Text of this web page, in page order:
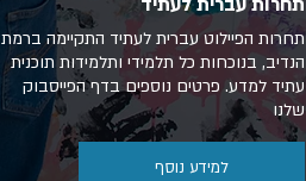
תחרות הפיילוט עברית לעתיד התקיימה ברמת
הנדיב, בנוכחות כל תלמידי ותלמידות תוכנית
עתיד למדע. פרטים נוספים בדף הפייסבוק
שלנו
למידע נוסף